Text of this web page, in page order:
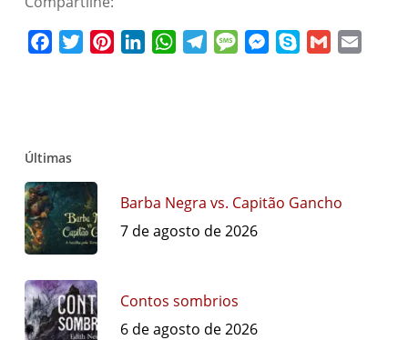
FacebookTwitterPinterestLinkedInWhatsAppTelegramMessageMessenger
Skype Gmail
Últimas
Barba Negra vs. Capitão Gancho
7 de agosto de 2026
Contos sombrios
6 de agosto de 2026